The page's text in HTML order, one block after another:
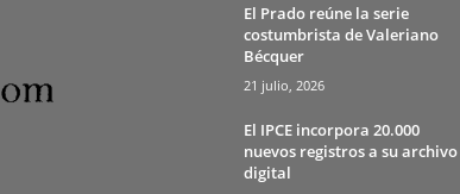
El Prado reúne la serie
costumbrista de Valeriano
Bécquer
21 julio, 2026
El IPCE incorpora 20.000
nuevos registros a su archivo
digital